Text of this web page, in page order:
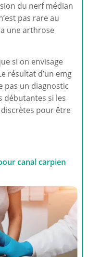
du nerf médian
pas rare au
une arthrose
si on envisage
résultat d’un emg
pas un diagnostic
débutantes si les
pour être
canal carpien